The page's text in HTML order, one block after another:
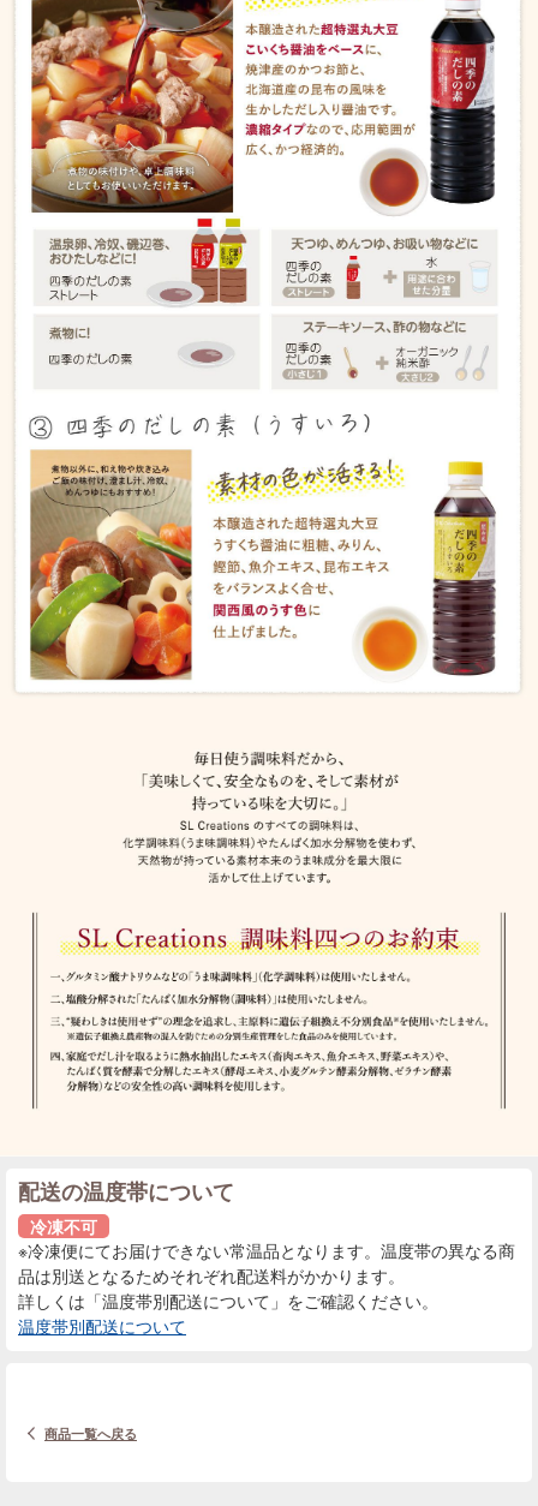
配送の温度帯について
冷凍不可
※冷凍便にてお届けできない常温品となります。温度帯の異なる商
品は別送となるためそれぞれ配送料がかかります。
詳しくは「温度帯別配送について」をご確認ください。
温度帯別配送について
商品一覧へ戻る